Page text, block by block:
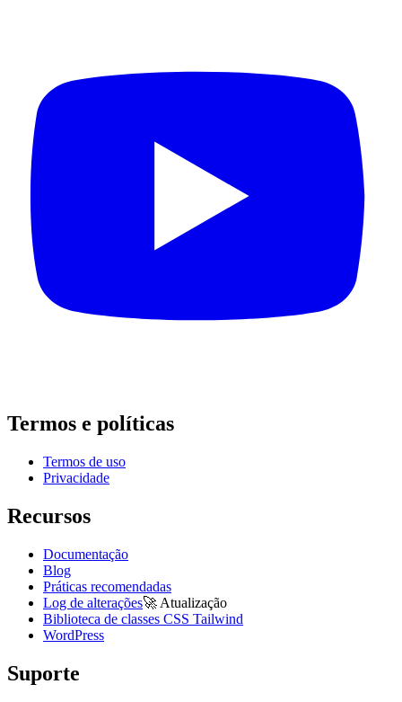
Termos e políticas
Termos de uso
Privacidade
Recursos
Documentação
Blog
Práticas recomendadas
Log de alterações🚀 Atualização
Biblioteca de classes CSS Tailwind
WordPress
Suporte